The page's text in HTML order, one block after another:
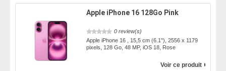
Apple iPhone 16 128Go Pink
0 review(s)
Apple iPhone 16 , 15,5 cm (6.1"), 2556 x 1179
pixels, 128 Go, 48 MP, iOS 18, Rose
Voir ce produit